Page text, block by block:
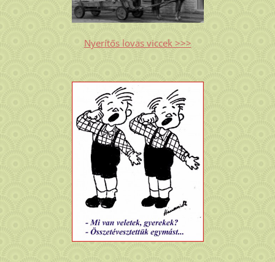
Nyerítős lovas viccek >>>